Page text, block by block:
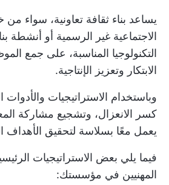
يساعد بناء ثقافة تعاونية، سواء من
الاجتماعية غير الرسمية أو أنشطة
التكنولوجيا المناسبة، على جمع
الابتكار وتعزيز الإنتاجية.
وباستخدام الاستراتيجيات
كسر الانعزال، وتشجيع مشاركة
يعمل معًا بسلاسة لتحقيق الأهداف
فيما يلي بعض الاستراتيجيات
المهنيين في مؤسستك: